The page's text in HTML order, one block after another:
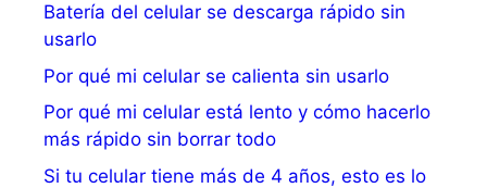
Batería del celular se descarga rápido sin
usarlo
Por qué mi celular se calienta sin usarlo
Por qué mi celular está lento y cómo hacerlo
más rápido sin borrar todo
Si tu celular tiene más de 4 años, esto es lo